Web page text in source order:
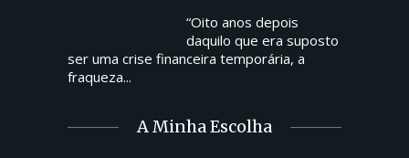
“Oito anos depois
daquilo que era suposto
ser uma crise financeira temporária, a
fraqueza...
A Minha Escolha